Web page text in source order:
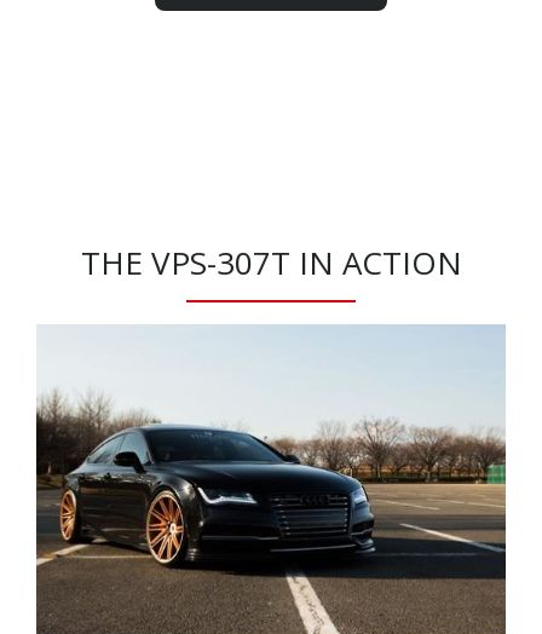
THE VPS-307T IN ACTION